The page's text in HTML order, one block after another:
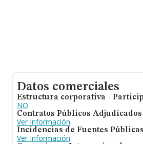
Datos comerciales
Estructura corporativa -
NO
Contratos Públicos Adjudicados
Ver Información
Incidencias de Fuentes Públicas
Ver Información